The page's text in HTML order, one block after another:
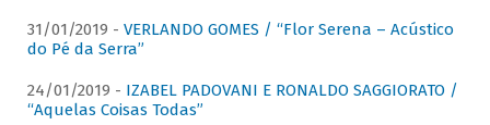
31/01/2019 - VERLANDO GOMES / “Flor Serena – Acústico
do Pé da Serra”
24/01/2019 - IZABEL PADOVANI E RONALDO SAGGIORATO /
“Aquelas Coisas Todas”